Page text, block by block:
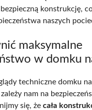
konstrukcję,
naszych
maksymalne
w domku
techniczne domku
nam na
się, że cała